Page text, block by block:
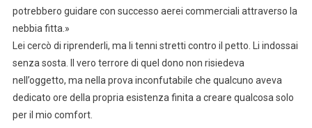
potrebbero guidare con successo aerei commerciali attraverso la
nebbia fitta.»
Lei cercò di riprenderli, ma li tenni stretti contro il petto. Li indossai
senza sosta. Il vero terrore di quel dono non risiedeva
nell’oggetto, ma nella prova inconfutabile che qualcuno aveva
dedicato ore della propria esistenza finita a creare qualcosa solo
per il mio comfort.